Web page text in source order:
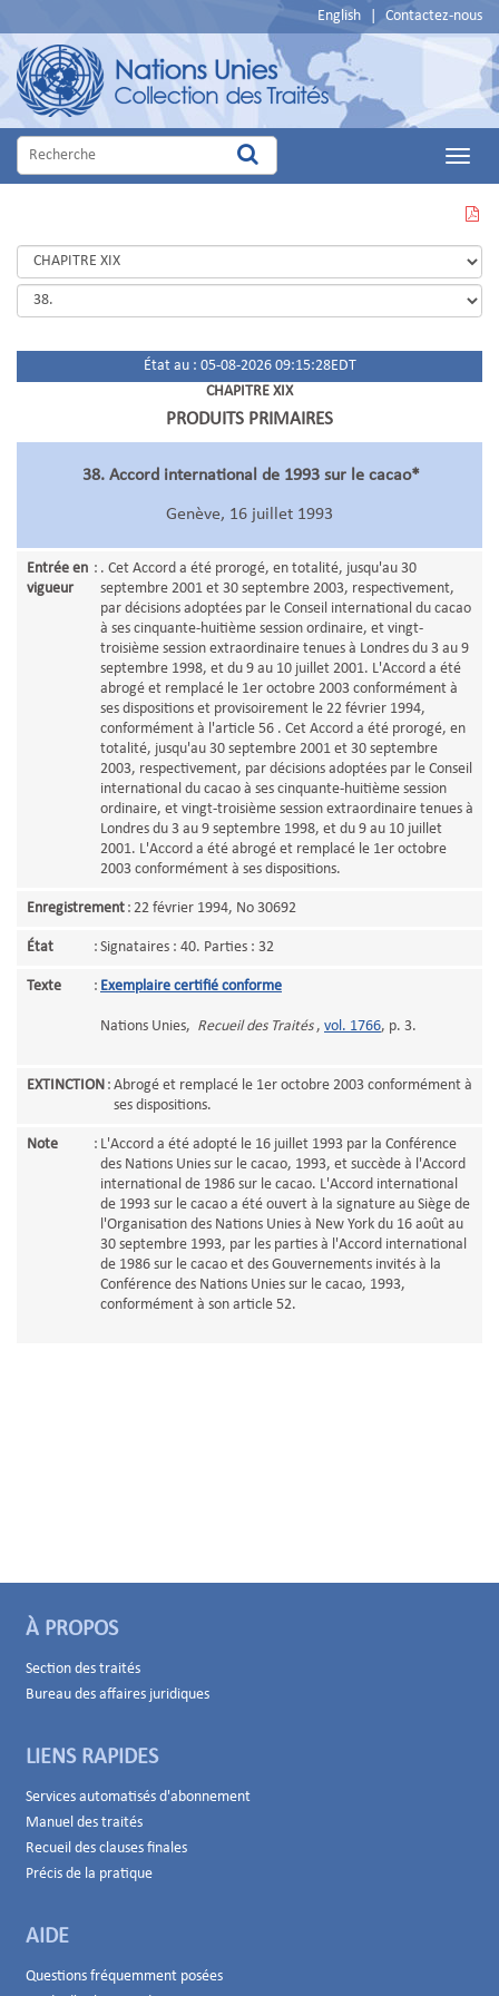
English Contactez-nous
Main
CETTE
PAGE
EN
PDF
État au : 05-08-2026 09:15:28EDT
CHAPITRE XIX
PRODUITS PRIMAIRES
38. Accord international de 1993 sur le cacao*
Genève, 16 juillet 1993
Entrée en
vigueur
: . Cet Accord a été prorogé, en totalité, jusqu'au 30
septembre 2001 et 30 septembre 2003, respectivement,
par décisions adoptées par le Conseil international du cacao
à ses cinquante-huitième session ordinaire, et vingt-
troisième session extraordinaire tenues à Londres du 3 au 9
septembre 1998, et du 9 au 10 juillet 2001. L'Accord a été
abrogé et remplacé le 1er octobre 2003 conformément à
ses dispositions et provisoirement le 22 février 1994,
conformément à l'article 56 . Cet Accord a été prorogé, en
totalité, jusqu'au 30 septembre 2001 et 30 septembre
2003, respectivement, par décisions adoptées par le Conseil
international du cacao à ses cinquante-huitième session
ordinaire, et vingt-troisième session extraordinaire tenues à
Londres du 3 au 9 septembre 1998, et du 9 au 10 juillet
2001. L'Accord a été abrogé et remplacé le 1er octobre
2003 conformément à ses dispositions.
Enregistrement : 22 février 1994, No 30692
État : Signataires : 40. Parties : 32
Texte : Exemplaire certifié conforme
Nations Unies, Recueil des Traités, vol. 1766, p. 3.
EXTINCTION : Abrogé et remplacé le 1er octobre 2003 conformément à
ses dispositions.
Note : L'Accord a été adopté le 16 juillet 1993 par la Conférence
des Nations Unies sur le cacao, 1993, et succède à l'Accord
international de 1986 sur le cacao. L'Accord international
de 1993 sur le cacao a été ouvert à la signature au Siège de
l'Organisation des Nations Unies à New York du 16 août au
30 septembre 1993, par les parties à l'Accord international
de 1986 sur le cacao et des Gouvernements invités à la
Conférence des Nations Unies sur le cacao, 1993,
conformément à son article 52.
À PROPOS
Section des traités
Bureau des affaires juridiques
LIENS RAPIDES
Services automatisés d'abonnement
Manuel des traités
Recueil des clauses finales
Précis de la pratique
AIDE
Questions fréquemment posées